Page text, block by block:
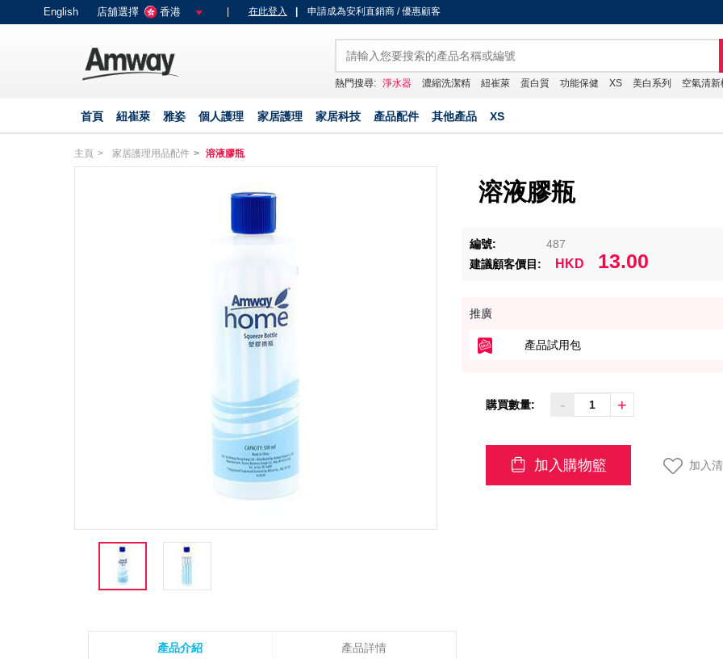
text.skipToContent
text.skipToNavigation
English 店舖選擇 香港 在此登入 申請成為安利直銷商 / 優惠顧客
熱門搜尋: 淨水器 濃縮洗潔精 紐崔萊 蛋白質 功能保健 XS 美白系列 空氣清新
首頁 紐崔萊 雅姿 個人護理 家居護理 家居科技 產品配件 其他產品 XS
主頁 家居護理用品配件 溶液膠瓶
溶液膠瓶
編號:
487
建議顧客價目:
HKD 13.00
推廣
產品試用包
購買數量: - +
加入購物籃 加入
產品介紹 產品詳情